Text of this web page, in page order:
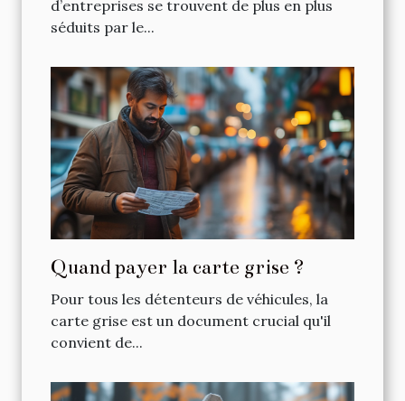
d’entreprises se trouvent de plus en plus
séduits par le...
Quand payer la carte grise ?
Pour tous les détenteurs de véhicules, la
carte grise est un document crucial qu'il
convient de...